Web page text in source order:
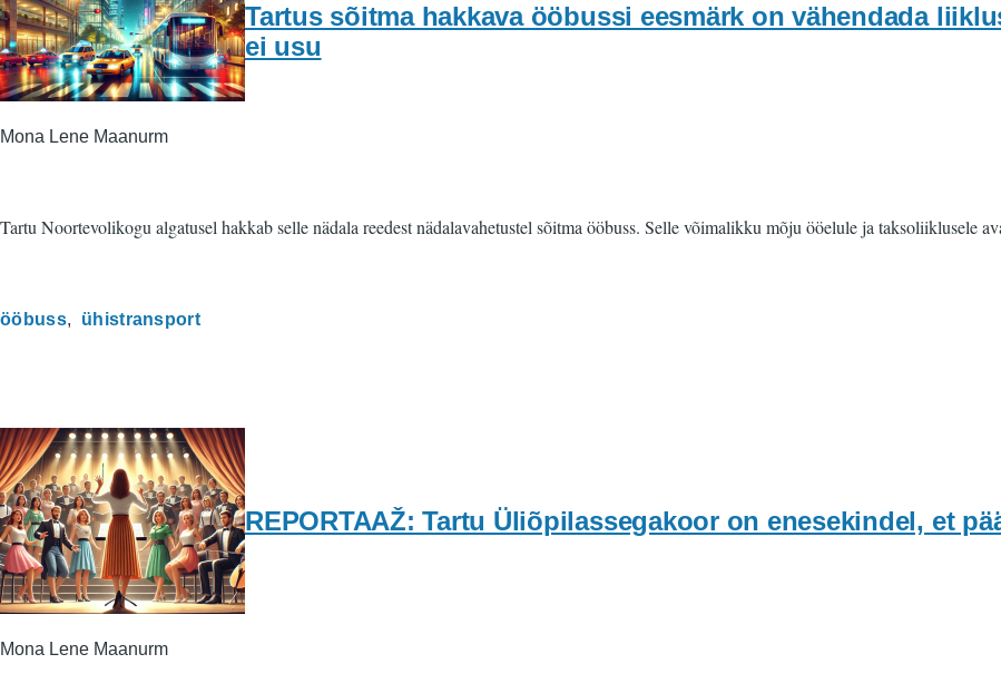
Tartus sõitma hakkava ööbussi eesmärk on vähendada
ei usu
Mona Lene Maanurm
Tartu Noortevolikogu algatusel hakkab selle nädala reedest nädalavahetustel sõitma ööbuss. Selle võimalikku mõju ööelule ja taksoliiklusele
ööbuss ühistransport
REPORTAAŽ: Tartu Üliõpilassegakoor on enesekindel, et
Mona Lene Maanurm